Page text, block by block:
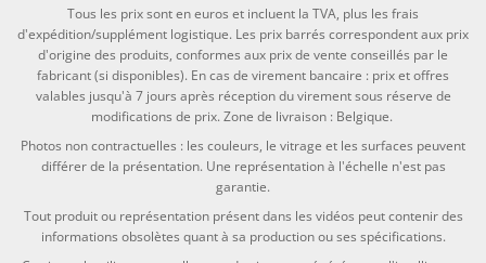
Tous les prix sont en euros et incluent la TVA, plus les frais
d'expédition/supplément logistique. Les prix barrés correspondent aux prix
d'origine des produits, conformes aux prix de vente conseillés par le
fabricant (si disponibles). En cas de virement bancaire : prix et offres
valables jusqu'à 7 jours après réception du virement sous réserve de
modifications de prix. Zone de livraison : Belgique.
Photos non contractuelles : les couleurs, le vitrage et les surfaces peuvent
différer de la présentation. Une représentation à l'échelle n'est pas
garantie.
Tout produit ou représentation présent dans les vidéos peut contenir des
informations obsolètes quant à sa production ou ses spécifications.